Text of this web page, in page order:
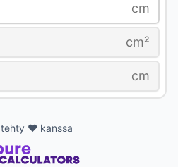
cm
cm²
cm
tehty ❤️ kanssa